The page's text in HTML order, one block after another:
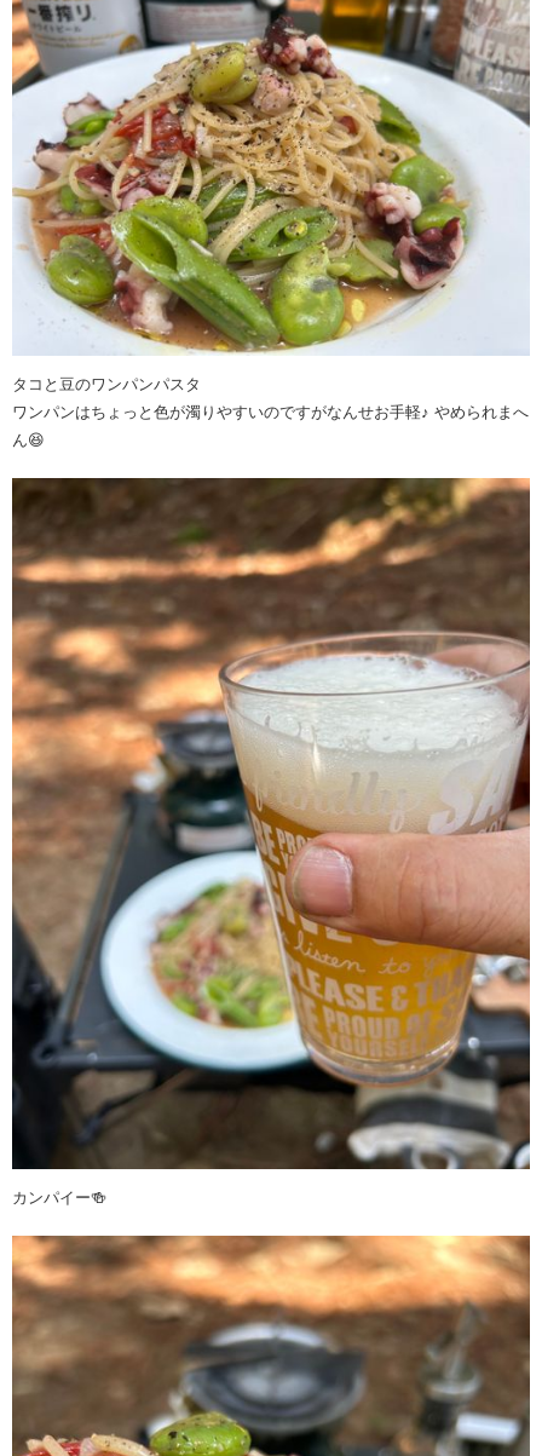
タコと豆のワンパンパスタ
ワンパンはちょっと色が濁りやすいのですがなんせお手軽♪ やめられまへ
ん😆
カンパイー🍻